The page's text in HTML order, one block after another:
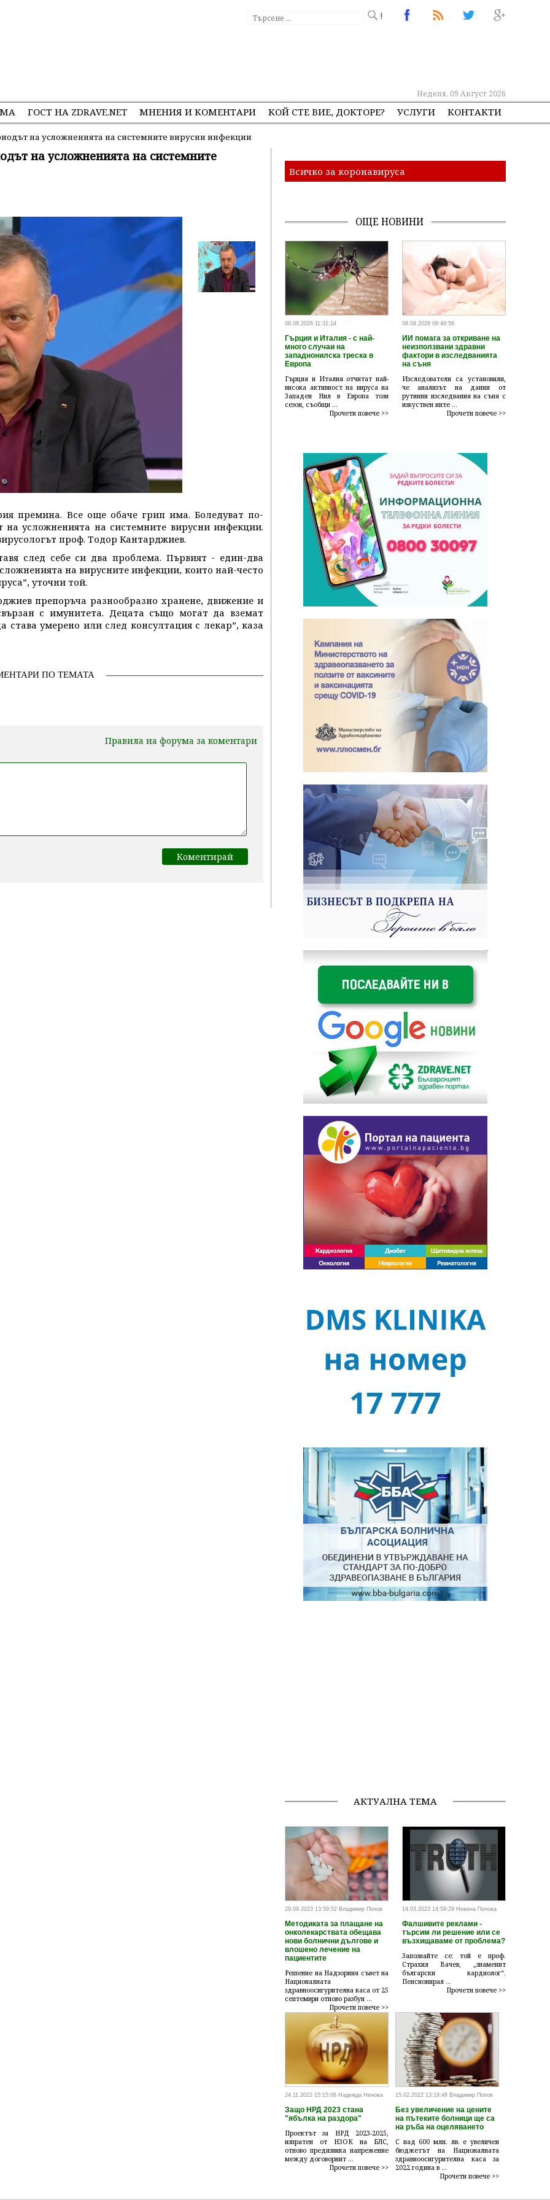
!
Неделя, 09 Август 2026
ГОСТ НА ZDRAVE.NET МНЕНИЯ И КОМЕНТАРИ КОЙ СТЕ ВИЕ, ДОКТОРЕ? УСЛУГИ КОНТАКТИ
на усложненията на системните вирусни инфекции
на усложненията на системните
премина. Все още обаче грип има. Боледуват по-
усложненията на системните вирусни инфекции.
проф. Тодор Кантарджиев.
след себе си два проблема. Първият - един-два
на вирусните инфекции, които най-често
уточни той.
препоръча разнообразно хранене, движение и
с имунитета. Децата също могат да вземат
става умерено или след консултация с лекар”, каза
ПО ТЕМАТА
Правила на форума за коментари
Всичко за коронавируса
ОЩЕ НОВИНИ
08.08.2026 11:31:14
Гърция и Италия - с най-
много случаи на
западнонилска треска в
Европа
Гърция и Италия отчитат най-
висока активност на вируса на
Западен Нил в Европа този
сезон, съобщи ...
Прочети повече >>
08.08.2026 09:49:56
ИИ помага за откриване на
неизползвани здравни
фактори в изследванията
на съня
Изследователи са установили,
че анализът на данни от
рутинни изследвания на съня с
изкуствен инте ...
Прочети повече >>
АКТУАЛНА ТЕМА
29.09.2023 13:59:52 Владимир Попов
Методиката за плащане на
онколекарствата обещава
нови болнични дългове и
влошено лечение на
пациентите
Решение на Надзорния съвет на
Националната
здравноосигурителна каса от 25
септември отново разбун ...
Прочети повече >>
14.03.2023 14:59:29 Невена Попова
Фалшивите реклами -
търсим ли решение или се
възхищаваме от проблема?
Запознайте се: той е проф.
Страхил Вачев, „знаменит
български кардиолог“.
Пенсионирал ...
Прочети повече >>
24.11.2022 15:15:08 Надежда Ненова
Защо НРД 2023 стана
"ябълка на раздора"
Проектът за НРД 2023-2025,
изпратен от НЗОК на БЛС,
отново предизвика напрежение
между договорнит ...
Прочети повече >>
15.02.2022 13:19:48 Владимир Попов
Без увеличение на цените
на пътеките болници ще са
на ръба на оцеляването
С над 600 млн. лв. е увеличен
бюджетът на Националната
здравноосигурителна каса за
2022 година в ...
Прочети повече >>